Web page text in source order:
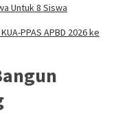
Untuk 8 Siswa
PPAS APBD 2026 ke